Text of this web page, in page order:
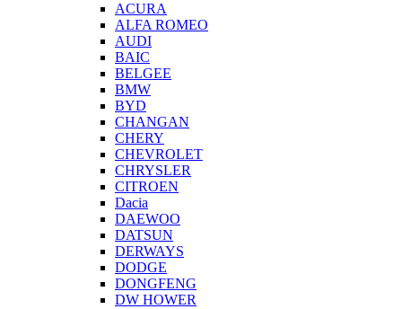
ACURA
ALFA ROMEO
AUDI
BAIC
BELGEE
BMW
BYD
CHANGAN
CHERY
CHEVROLET
CHRYSLER
CITROEN
Dacia
DAEWOO
DATSUN
DERWAYS
DODGE
DONGFENG
DW HOWER